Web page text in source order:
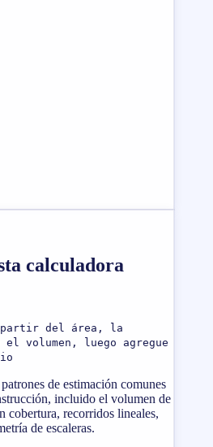
calculadora
partir del área, la
volumen, luego agregue
de estimación comunes
incluido el volumen de
cobertura, recorridos lineales,
de escaleras.